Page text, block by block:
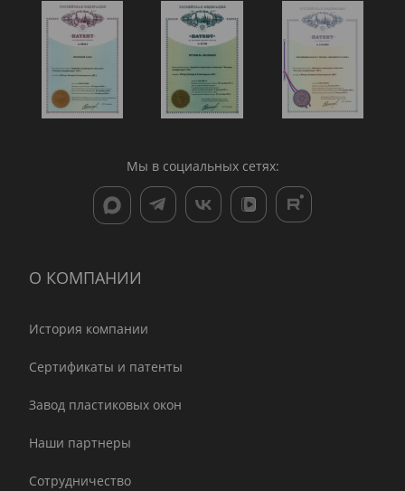
Мы в социальных сетях:
О КОМПАНИИ
История компании
Сертификаты и патенты
Завод пластиковых окон
Наши партнеры
Сотрудничество